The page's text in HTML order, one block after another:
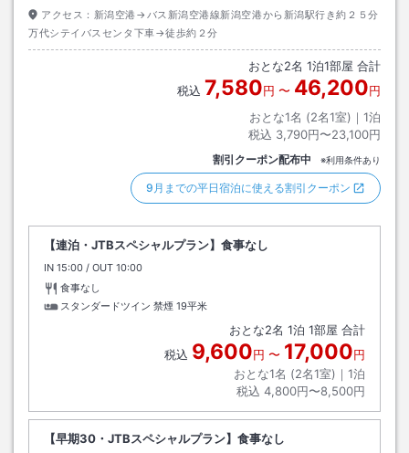
アクセス： 新潟空港→バス新潟空港線新潟空港から新潟駅行き約２５分
万代シテイバスセンタ下車→徒歩約２分
おとな2名 1泊1部屋 合計
税込 7,580円 〜 46,200円
おとな1名 (2名1室)｜ 1泊
税込 3,790円〜23,100円
割引クーポン配布中 ※利用条件あり
9月までの平日宿泊に使える割引クーポン
【連泊・JTBスペシャルプラン】食事なし
IN チェックイン
15:00 / OUT チェックアウト
10:00
食事なし
スタンダードツイン 禁煙 19平米
おとな2名 1泊 1部屋 合計
税込 9,600円 〜 17,000円
おとな1名 (2名1室)｜ 1泊
税込 4,800円〜8,500円
【早期30・JTBスペシャルプラン】食事なし